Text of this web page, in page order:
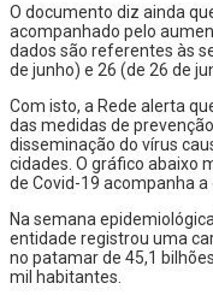
O documento diz ainda
acompanhado pelo
dados são referentes às
de junho) e 26 (de 26 de
Com isto, a Rede alerta
das medidas de
disseminação do vírus
cidades. O gráfico abaixo
de Covid-19 acompanha
Na semana
entidade registrou uma
no patamar de 45,1
mil habitantes.